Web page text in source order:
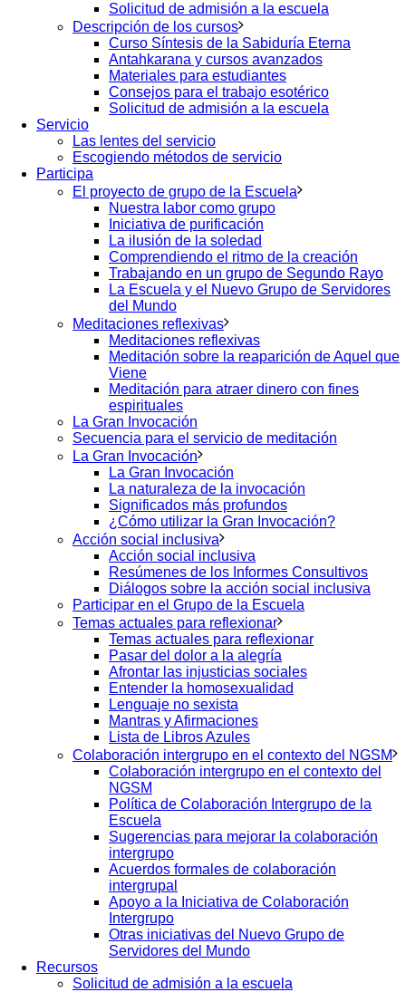
Solicitud de admisión a la escuela
Descripción de los cursos
Curso Síntesis de la Sabiduría Eterna
Antahkarana y cursos avanzados
Materiales para estudiantes
Consejos para el trabajo esotérico
Solicitud de admisión a la escuela
Servicio
Las lentes del servicio
Escogiendo métodos de servicio
Participa
El proyecto de grupo de la Escuela
Nuestra labor como grupo
Iniciativa de purificación
La ilusión de la soledad
Comprendiendo el ritmo de la creación
Trabajando en un grupo de Segundo Rayo
La Escuela y el Nuevo Grupo de Servidores
del Mundo
Meditaciones reflexivas
Meditaciones reflexivas
Meditación sobre la reaparición de Aquel que
Viene
Meditación para atraer dinero con fines
espirituales
La Gran Invocación
Secuencia para el servicio de meditación
La Gran Invocación
La Gran Invocación
La naturaleza de la invocación
Significados más profundos
¿Cómo utilizar la Gran Invocación?
Acción social inclusiva
Acción social inclusiva
Resúmenes de los Informes Consultivos
Diálogos sobre la acción social inclusiva
Participar en el Grupo de la Escuela
Temas actuales para reflexionar
Temas actuales para reflexionar
Pasar del dolor a la alegría
Afrontar las injusticias sociales
Entender la homosexualidad
Lenguaje no sexista
Mantras y Afirmaciones
Lista de Libros Azules
Colaboración intergrupo en el contexto del NGSM
Colaboración intergrupo en el contexto del
NGSM
Política de Colaboración Intergrupo de la
Escuela
Sugerencias para mejorar la colaboración
intergrupo
Acuerdos formales de colaboración
intergrupal
Apoyo a la Iniciativa de Colaboración
Intergrupo
Otras iniciativas del Nuevo Grupo de
Servidores del Mundo
Recursos
Solicitud de admisión a la escuela